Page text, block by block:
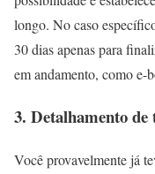
longo. No caso
30 dias apenas para
em andamento, como e-
3. Detalhamento de
Você provavelmente já